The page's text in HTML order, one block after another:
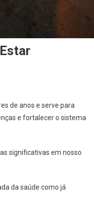
de anos e serve para
e fortalecer o sistema
significativas em nosso
da saúde como já